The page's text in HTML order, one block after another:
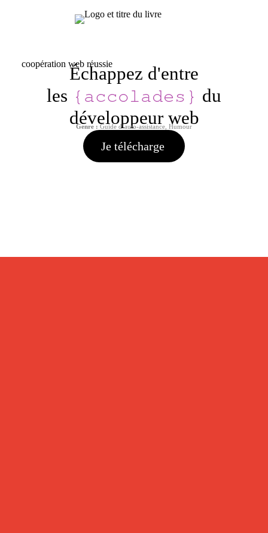
Échappez d'entre
les {accolades} du
développeur web
Genre : Guide d’auto-assistance, Humour
Je télécharge